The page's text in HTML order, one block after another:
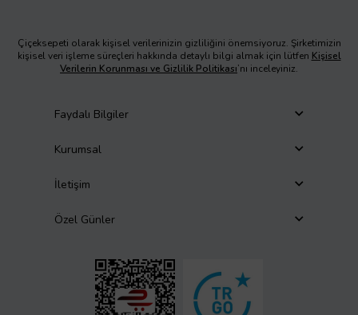
Çiçeksepeti olarak kişisel verilerinizin gizliliğini önemsiyoruz. Şirketimizin
kişisel veri işleme süreçleri hakkında detaylı bilgi almak için lütfen Kişisel
Verilerin Korunması ve Gizlilik Politikası’nı inceleyiniz.
Faydalı Bilgiler
Kurumsal
İletişim
Özel Günler